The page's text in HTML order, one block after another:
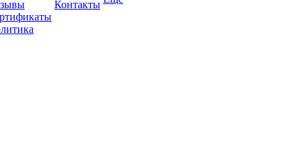
Контакты